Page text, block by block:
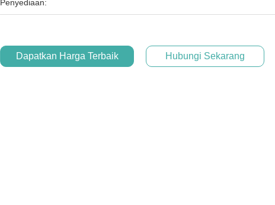
Penyediaan:
Dapatkan Harga Terbaik Hubungi Sekarang